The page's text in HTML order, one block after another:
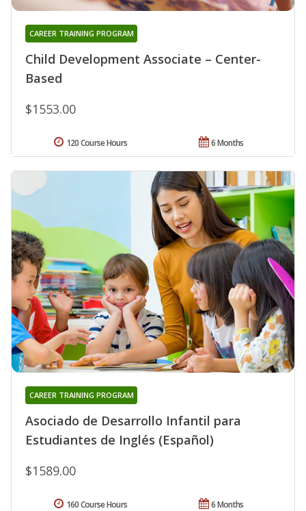
Child Development Associate – Center-
Based
CAREER TRAINING PROGRAM
$1553.00
6 Months
120 Course Hours
Asociado de Desarrollo Infantil para
Estudiantes de Inglés (Español)
CAREER TRAINING PROGRAM
$1589.00
6 Months
160 Course Hours